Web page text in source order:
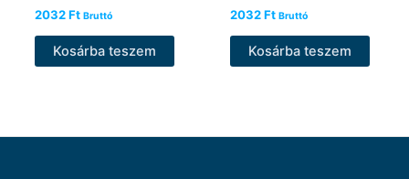
2032Ft Bruttó
Kosárba teszem
2032Ft Bruttó
Kosárba teszem